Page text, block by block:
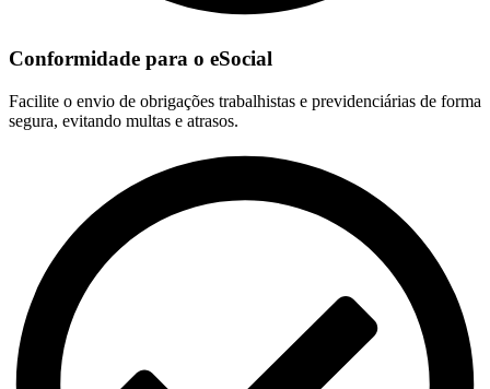
Conformidade para o eSocial
Facilite o envio de obrigações trabalhistas e previdenciárias de forma
segura, evitando multas e atrasos.